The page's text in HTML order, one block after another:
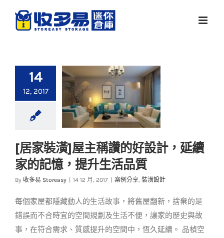
14
12, 2017
[居家裝潢]屋主稱讚的
好設計，延續家的記
憶，提升生活品質
[居家裝潢]屋主稱讚的好設計，延續
家的記憶，提升生活品質
By 收多易 Storeasy 14 12 月, 2017 案例分享, 裝潢設計
每個家屋都隱藏動人的生活故事，將舊屋翻新，捨棄的是
錯誤而不合時宜的空間規劃及生活不便，讓家的歷史與故
事，在符合需求、質感提升的空間中，恆久延續。 品楨空